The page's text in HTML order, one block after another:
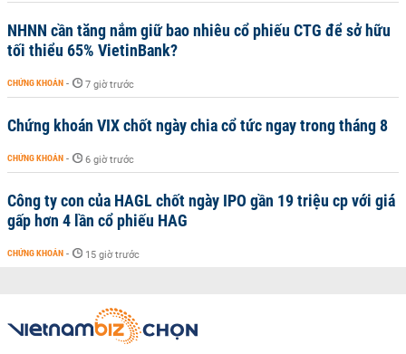
NHNN cần tăng nắm giữ bao nhiêu cổ phiếu CTG để sở hữu
tối thiểu 65% VietinBank?
CHỨNG KHOÁN - 7 giờ trước
Chứng khoán VIX chốt ngày chia cổ tức ngay trong tháng 8
CHỨNG KHOÁN - 6 giờ trước
Công ty con của HAGL chốt ngày IPO gần 19 triệu cp với giá
gấp hơn 4 lần cổ phiếu HAG
CHỨNG KHOÁN - 15 giờ trước